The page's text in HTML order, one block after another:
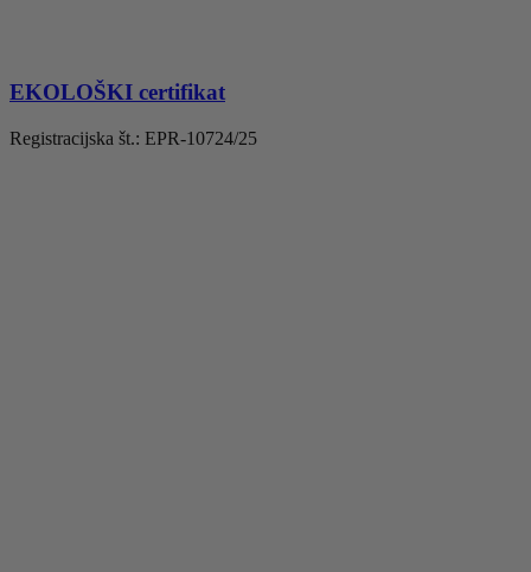
EKOLOŠKI certifikat
Registracijska št.: EPR-10724/25